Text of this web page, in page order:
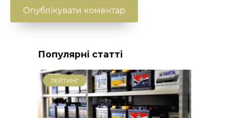
Популярні статті
РЕЙТИНГ